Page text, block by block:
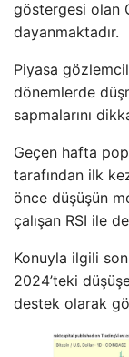
göstergesi olan
dayanmaktadır.
Piyasa
dönemlerde
sapmalarını
Geçen hafta
tarafından ilk
önce düşüşün
çalışan RSI ile
Konuyla ilgili
2024’teki
destek olarak